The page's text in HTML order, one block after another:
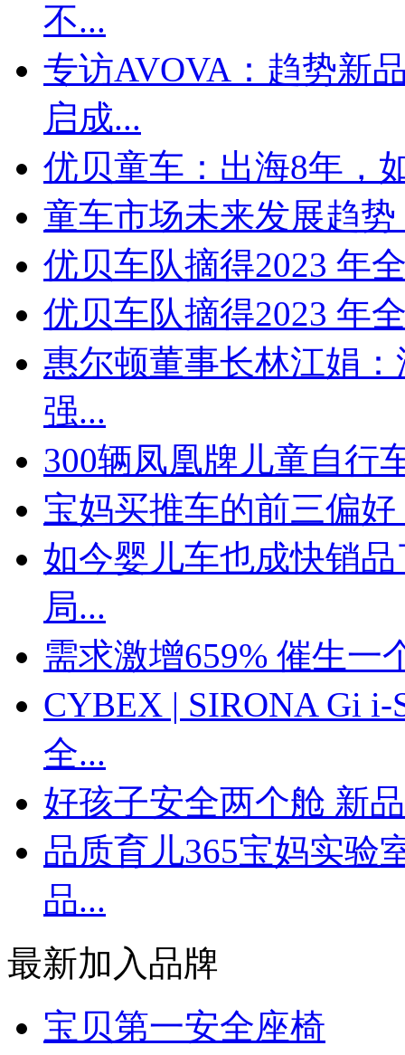
不...
专访AVOVA：趋势新
启成...
优贝童车：出海8年，
童车市场未来发展趋
优贝车队摘得2023 年
优贝车队摘得2023 年
惠尔顿董事长林江娟
强...
300辆凤凰牌儿童自行
宝妈买推车的前三偏
如今婴儿车也成快销
局...
需求激增659% 催生一
CYBEX | SIRONA Gi
全...
好孩子安全两个舱 新
品质育儿365宝妈实验
品...
最新加入品牌
宝贝第一安全座椅